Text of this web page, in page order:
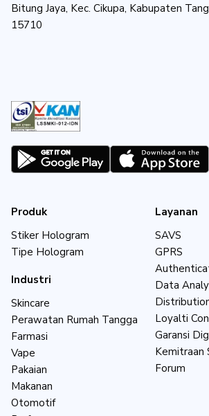
Bitung Jaya, Kec. Cikupa, Kabupaten
15710
Produk
Stiker Hologram
Tipe Hologram
Industri
Skincare
Perawatan Rumah Tangga
Farmasi
Vape
Pakaian
Makanan
Otomotif
Layanan
SAVS
GPRS
Data
Loyalti
Garansi
Kemitraan
Forum